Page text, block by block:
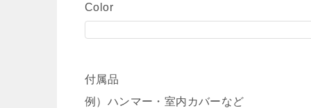
Color
付属品
例）ハンマー・室内カバーなど